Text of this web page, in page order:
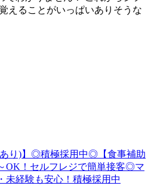
えることがいっぱいありそうな
あり)】◎積極採用中◎【食事補助
OK！セルフレジで簡単接客◎マ
未経験も安心！積極採用中